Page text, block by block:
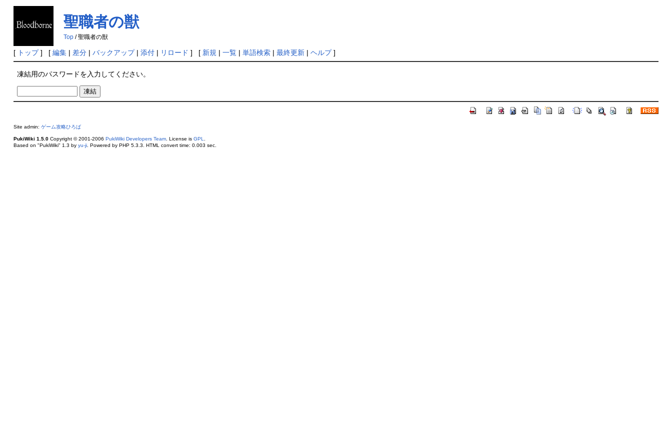
聖職者の獣の凍結
Top/ 聖職者の獣
[ トップ] [ 編集| 差分| バックアップ| 添付| リロード ] [ 新規 | 一覧| 単語検索| 最終更新| ヘルプ]
凍結用のパスワードを入力してください。
Site admin: ゲーム攻略ひろば
PukiWiki 1.5.0Copyright © 2001-2006 PukiWiki Developers Team. License is GPL.
Based on "PukiWiki" 1.3 by yu-ji. Powered by PHP 5.3.3. HTML convert time: 0.003 sec.